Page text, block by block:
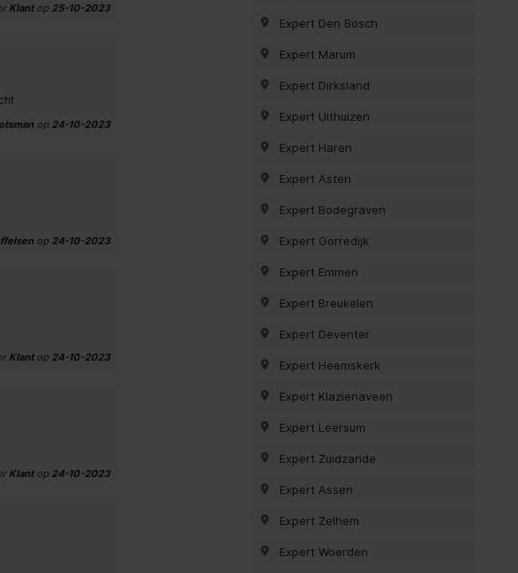
Klantop 25-10-2023
op 24-10-2023
op 24-10-2023
Klantop 24-10-2023
Klantop 24-10-2023
Expert Den Bosch
Expert Marum
Expert Dirksland
Expert Uithuizen
Expert Haren
Expert Asten
Expert Bodegraven
Expert Gorredijk
Expert Emmen
Expert Breukelen
Expert Deventer
Expert Heemskerk
Expert Klazienaveen
Expert Leersum
Expert Zuidzande
Expert Assen
Expert Zelhem
Expert Woerden